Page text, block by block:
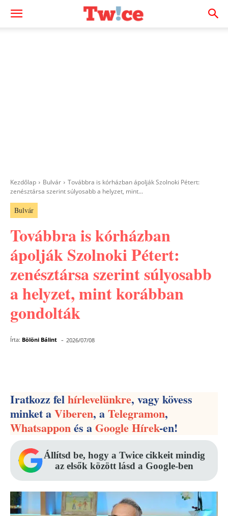
Kezdőlap Bulvár
Továbbra is kórházban ápolják Szolnoki Pétert:
zenésztársa szerint súlyosabb a helyzet, mint...
Bulvár
Továbbra is kórházban
ápolják Szolnoki Pétert:
zenésztársa szerint súlyosabb
a helyzet, mint korábban
gondolták
Írta: Bölöni Bálint - 2026/07/08
Iratkozz felhírlevelünkre, vagy kövess
minket aViberen, aTelegramon,
Whatsapponés aGoogle Hírek-en!
Állítsd be, hogy a Twice cikkeit mindig
az elsők között lásd a Google-ben